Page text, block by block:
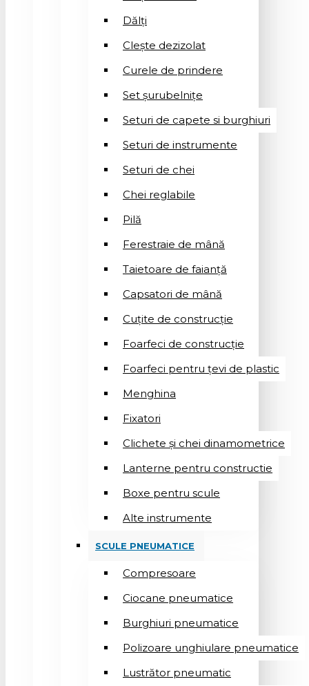
Dălți
Clește dezizolat
Curele de prindere
Set șurubelnițe
Seturi de capete si burghiuri
Seturi de instrumente
Seturi de chei
Chei reglabile
Pilă
Ferestraie de mână
Taietoare de faianță
Capsatori de mână
Cuțite de construcție
Foarfeci de construcție
Foarfeci pentru țevi de plastic
Menghina
Fixatori
Clichete și chei dinamometrice
Lanterne pentru constructie
Boxe pentru scule
Alte instrumente
SCULE PNEUMATICE
Compresoare
Ciocane pneumatice
Burghiuri pneumatice
Polizoare unghiulare pneumatice
Lustrător pneumatic